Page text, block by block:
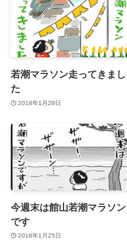
若潮マラソン走ってきまし
た
2018年1月29日
今週末は館山若潮マラソン
です
2018年1月25日